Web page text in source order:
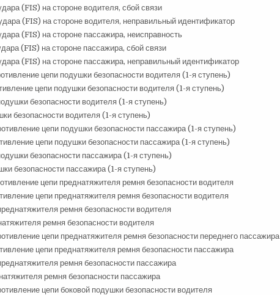
(FIS) на стороне водителя, сбой связи
(FIS) на стороне водителя, неправильный идентификатор
(FIS) на стороне пассажира, неисправность
(FIS) на стороне пассажира, сбой связи
(FIS) на стороне пассажира, неправильный идентификатор
цепи подушки безопасности водителя (1-я ступень)
цепи подушки безопасности водителя (1-я ступень)
безопасности водителя (1-я ступень)
безопасности водителя (1-я ступень)
цепи подушки безопасности пассажира (1-я ступень)
цепи подушки безопасности пассажира (1-я ступень)
безопасности пассажира (1-я ступень)
безопасности пассажира (1-я ступень)
цепи преднатяжителя ремня безопасности водителя
цепи преднатяжителя ремня безопасности водителя
ремня безопасности водителя
ремня безопасности водителя
цепи преднатяжителя ремня безопасности переднего пассажира
цепи преднатяжителя ремня безопасности пассажира
ремня безопасности пассажира
ремня безопасности пассажира
цепи боковой подушки безопасности водителя